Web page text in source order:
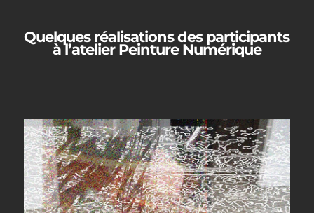
Quelques réalisations des participants
à l’atelier Peinture Numérique